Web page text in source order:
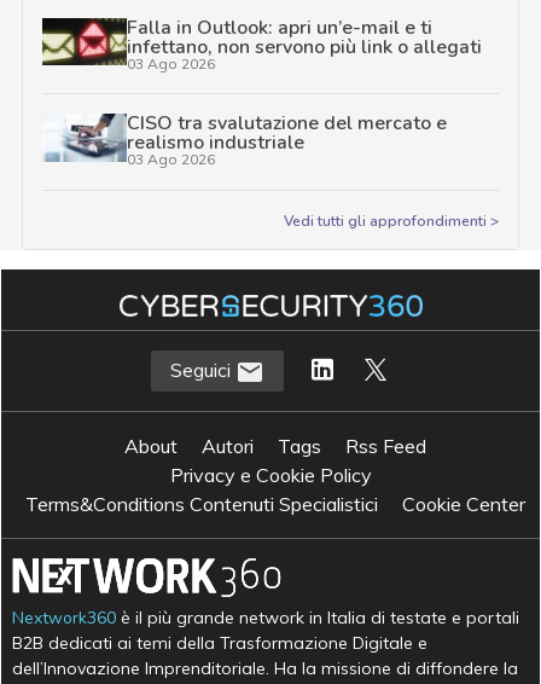
Falla in Outlook: apri un’e-mail e ti
infettano, non servono più link o allegati
03 Ago 2026
CISO tra svalutazione del mercato e
realismo industriale
03 Ago 2026
Vedi tutti gli approfondimenti >
Seguici
About Autori Tags
Rss Feed
Privacy e Cookie Policy
Terms&Conditions Contenuti Specialistici
Cookie Center
Nextwork360 è il più grande network in Italia di testate e portali
B2B dedicati ai temi della Trasformazione Digitale e
dell’Innovazione Imprenditoriale. Ha la missione di diffondere la